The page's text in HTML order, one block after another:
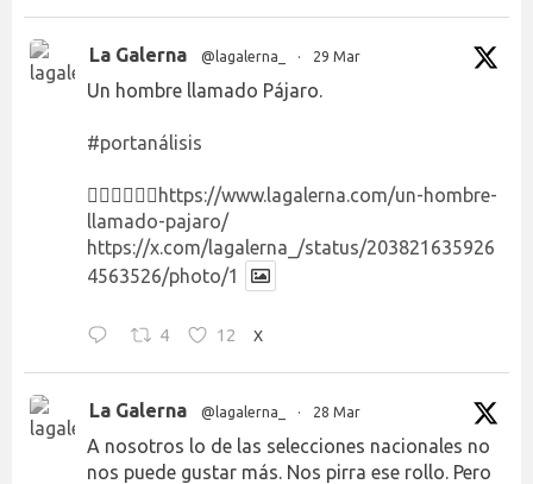
La Galerna @lagalerna_ · 29 Mar
Un hombre llamado Pájaro.
#portanálisis
👉🏻👉🏻👉🏻 https://www.lagalerna.com/un-hombre-
llamado-pajaro/
https://x.com/lagalerna_/status/203821635926
4563526/photo/1
4 12 X
La Galerna @lagalerna_ · 28 Mar
A nosotros lo de las selecciones nacionales no
nos puede gustar más. Nos pirra ese rollo. Pero